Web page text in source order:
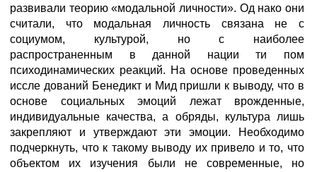
развивали теорию «модальной личности». Од нако они
считали, что модальная личность связана не с
социумом, культурой, но с наиболее
распространенным в данной нации ти пом
психодинамических реакций. На основе проведенных
иссле дований Бенедикт и Мид пришли к выводу, что в
основе социальных эмоций лежат врожденные,
индивидуальные качества, а обряды, культура лишь
закрепляют и утверждают эти эмоции. Необходимо
подчеркнуть, что к такому выводу их привело и то, что
объектом их изучения были не современные, но